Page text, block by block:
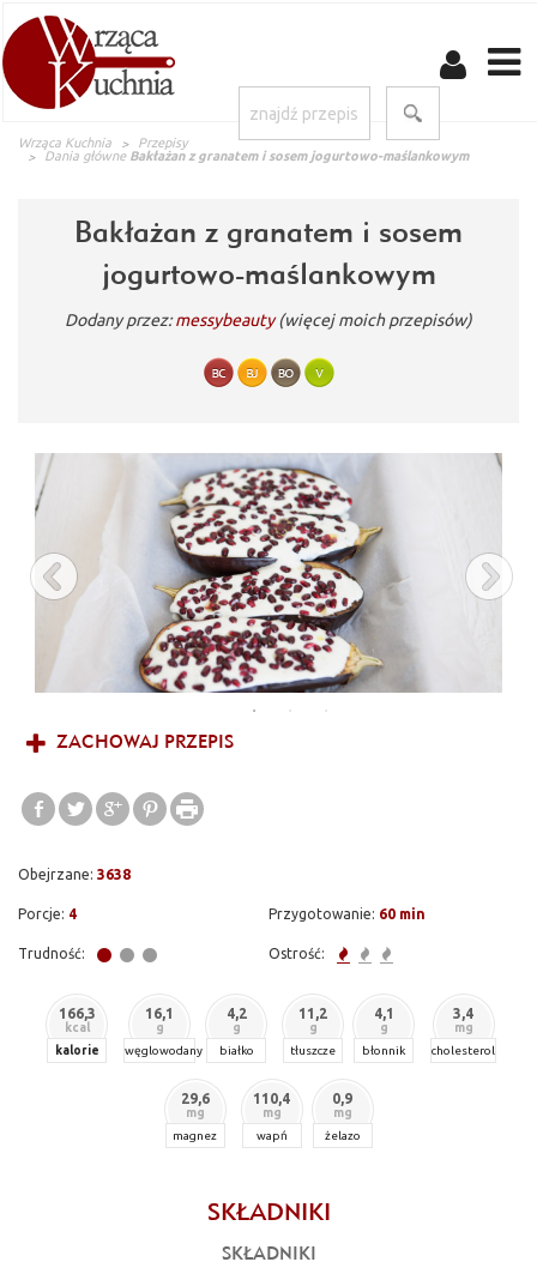
Wrząca Kuchnia
Przepisy
Dania główne Bakłażan z granatem i sosem jogurtowo-maślankowym
Bakłażan z granatem i sosem
jogurtowo-maślankowym
Dodany przez:messybeauty (więcej moich przepisów)
ZACHOWAJ PRZEPIS
Obejrzane: 3638
Porcje: 4 Przygotowanie: 60 min
Trudność: Ostrość:
166,3
kcal
kalorie
16,1
g
węglowodany
4,2
g
białko
11,2
g
tłuszcze
4,1
g
błonnik
3,4
mg
cholesterol
29,6
mg
magnez
110,4
mg
wapń
0,9
mg
żelazo
SKŁADNIKI
SKŁADNIKI